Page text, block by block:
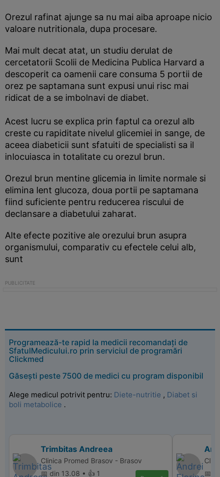
Orezul rafinat ajunge sa nu mai aiba aproape nicio
valoare nutritionala, dupa procesare.
Mai mult decat atat, un studiu derulat de
cercetatorii Scolii de Medicina Publica Harvard a
descoperit ca oamenii care consuma 5 portii de
orez pe saptamana sunt expusi unui risc mai
ridicat de a se imbolnavi de diabet.
Acest lucru se explica prin faptul ca orezul alb
creste cu rapiditate nivelul glicemiei in sange, de
aceea diabeticii sunt sfatuiti de specialisti sa il
inlocuiasca in totalitate cu orezul brun.
Orezul brun mentine glicemia in limite normale si
elimina lent glucoza, doua portii pe saptamana
fiind suficiente pentru reducerea riscului de
declansare a diabetului zaharat.
Alte efecte pozitive ale orezului brun asupra
organismului, comparativ cu efectele celui alb,
sunt
Programează-te rapid la medicii recomandați de
SfatulMedicului.ro prin serviciul de programări
Clickmed
Găsești peste 7500 de medici cu program disponibil
Alege medicul potrivit pentru: Diete-nutritie , Diabet si
boli metabolice .
Trimbitas Andreea
Clinica Promed Brasov - Brasov
📅 din 13.08 • 👍 1
📅